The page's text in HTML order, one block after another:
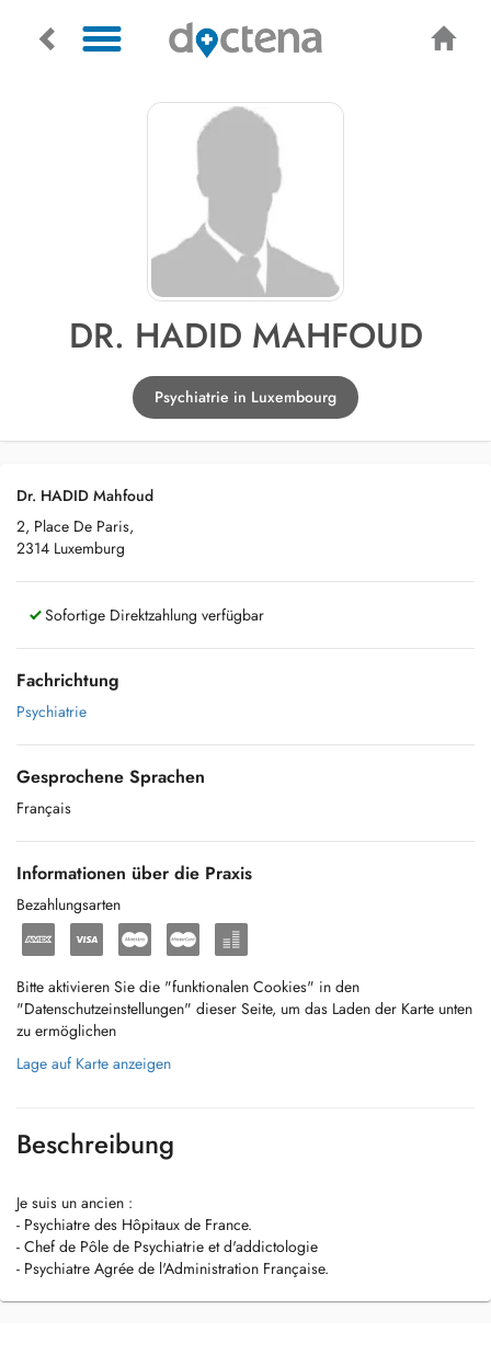
DR. HADID MAHFOUD
Psychiatrie in Luxembourg
Dr. HADID Mahfoud
2, Place De Paris,
2314 Luxemburg
Sofortige Direktzahlung verfügbar
Fachrichtung
Psychiatrie
Gesprochene Sprachen
Français
Informationen über die Praxis
Bezahlungsarten
Bitte aktivieren Sie die "funktionalen Cookies" in den
"Datenschutzeinstellungen" dieser Seite, um das Laden der Karte unten
zu ermöglichen
Lage auf Karte anzeigen
Beschreibung
Je suis un ancien :
- Psychiatre des Hôpitaux de France.
- Chef de Pôle de Psychiatrie et d'addictologie
- Psychiatre Agrée de l'Administration Française.